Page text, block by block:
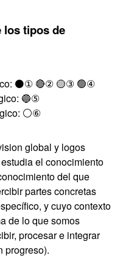
los tipos de
⚫① 🔴② 🟡③ 🟢④
🔵⑤
⚪⑥
global y logos
el conocimiento
del que
partes concretas
y cuyo contexto
de lo que somos
procesar e integrar
progreso).